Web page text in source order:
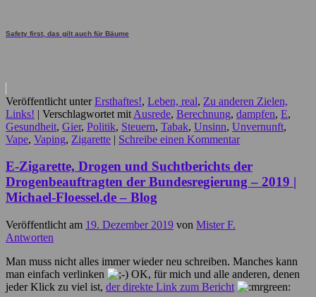
Safety first, das gilt auch für Bäume
Veröffentlicht unter Ersthaftes!, Leben, real, Zu anderen Zielen,
Links! | Verschlagwortet mit Ausrede, Berechnung, dampfen, E,
Gesundheit, Gier, Politik, Steuern, Tabak, Unsinn, Unvernunft,
Vape, Vaping, Zigarette | Schreibe einen Kommentar
E-Zigarette, Drogen und Suchtberichts der
Drogenbeauftragten der Bundesregierung – 2019 |
Michael-Floessel.de – Blog
Veröffentlicht am 19. Dezember 2019 von Mister F.
Antworten
Man muss nicht alles immer wieder neu schreiben. Manches kann
man einfach verlinken
OK, für mich und alle anderen, denen
jeder Klick zu viel ist, der direkte Link zum Bericht